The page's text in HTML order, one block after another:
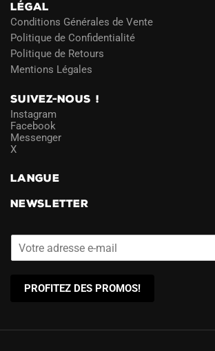
LÉGAL
Conditions Générales de Vente
Politique de Confidentialité
Politique de Retours
Mentions Légales
SUIVEZ-NOUS !
Instagram
Facebook
Messenger
X
LANGUE
NEWSLETTER
PROFITEZ DES PROMOS!